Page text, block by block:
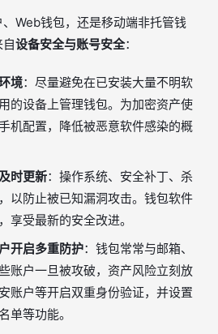
Web钱包，还是移动端非托管钱
设备安全与账号安全：
境：尽量避免在已安装大量不明软
的设备上管理钱包。为加密资产使
机配置，降低被恶意软件感染的概
时更新：操作系统、安全补丁、杀
以防止被已知漏洞攻击。钱包软件
享受最新的安全改进。
开启多重防护：钱包常常与邮箱、
账户一旦被攻破，资产风险立刻放
账户等开启双重身份验证，并设置
单等功能。